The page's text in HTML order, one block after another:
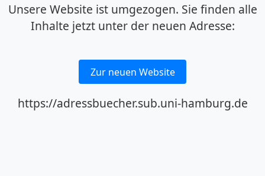
Unsere Website ist umgezogen. Sie finden alle
Inhalte jetzt unter der neuen Adresse:
Zur neuen Website
https://adressbuecher.sub.uni-hamburg.de